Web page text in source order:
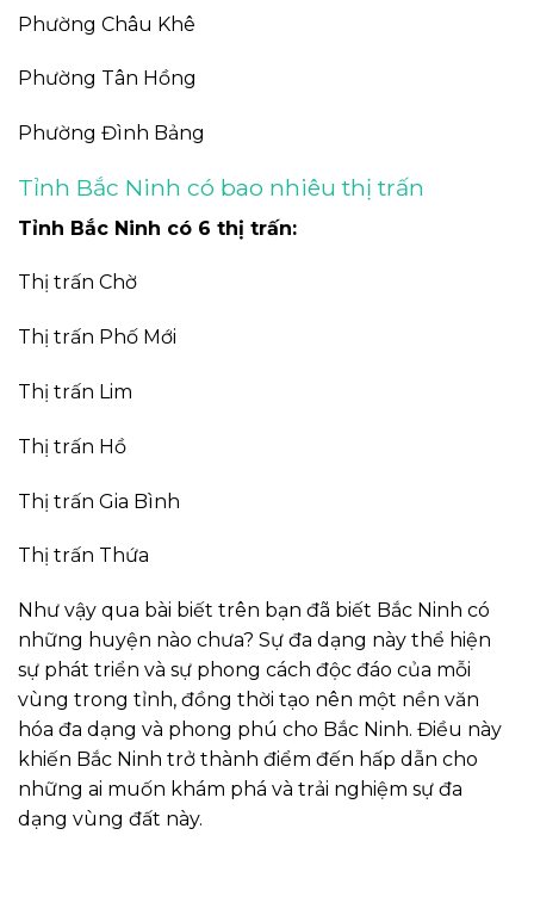
Phường Châu Khê
Phường Tân Hồng
Phường Đình Bảng
Tỉnh Bắc Ninh có bao nhiêu thị trấn
Tỉnh Bắc Ninh có 6 thị trấn:
Thị trấn Chờ
Thị trấn Phố Mới
Thị trấn Lim
Thị trấn Hồ
Thị trấn Gia Bình
Thị trấn Thứa
Như vậy qua bài biết trên bạn đã biết Bắc Ninh có
những huyện nào chưa? Sự đa dạng này thể hiện
sự phát triển và sự phong cách độc đáo của mỗi
vùng trong tỉnh, đồng thời tạo nên một nền văn
hóa đa dạng và phong phú cho Bắc Ninh. Điều này
khiến Bắc Ninh trở thành điểm đến hấp dẫn cho
những ai muốn khám phá và trải nghiệm sự đa
dạng vùng đất này.